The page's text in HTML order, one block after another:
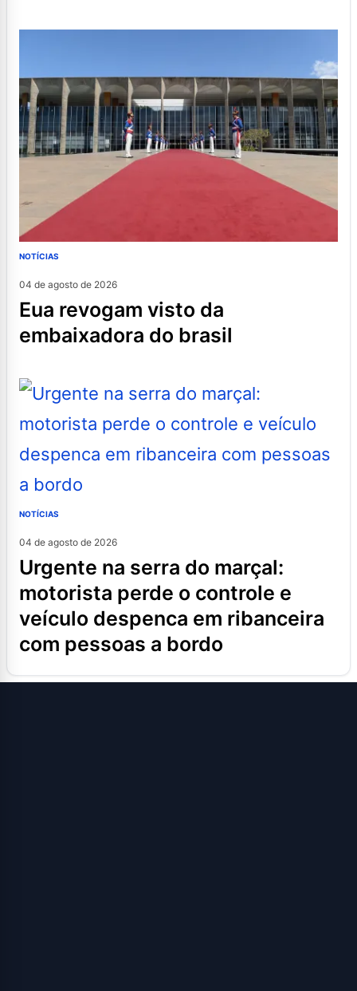
NOTÍCIAS
04 de agosto de 2026
eua revogam visto da
embaixadora do brasil
NOTÍCIAS
04 de agosto de 2026
urgente na serra do marçal:
motorista perde o controle e
veículo despenca em ribanceira
com pessoas a bordo